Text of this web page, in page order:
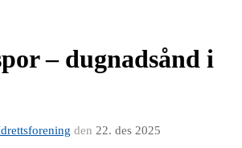
– dugnadsånd i
den 22. des 2025